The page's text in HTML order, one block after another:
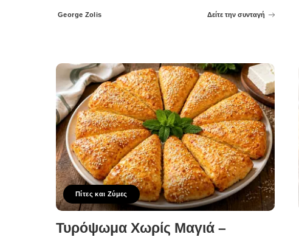
Posted
George Zolis Δείτε την συνταγή
Πίτες και Ζύμες
Τυρόψωμα Χωρίς Μαγιά –